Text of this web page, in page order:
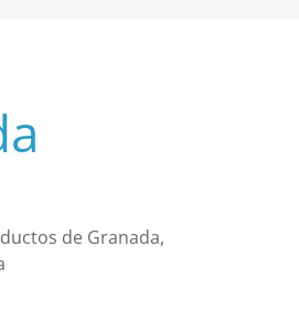
de Granada,